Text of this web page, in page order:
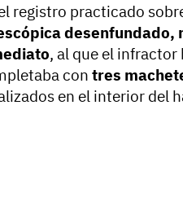
registro practicado
desenfundado,
, al que el infractor
con tres
en el interior del